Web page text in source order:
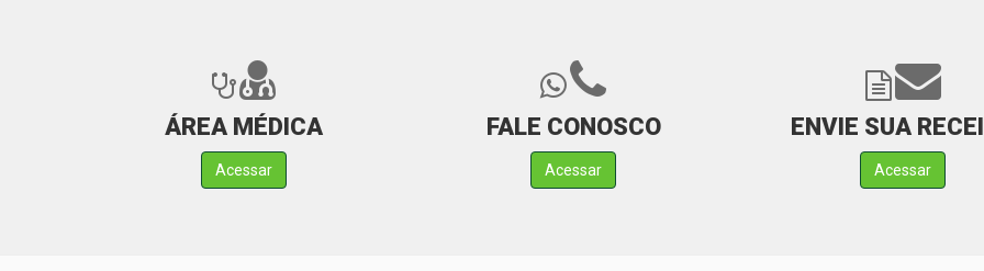
ÁREA MÉDICA
Acessar
FALE CONOSCO
Acessar
ENVIE SUA
Acessar